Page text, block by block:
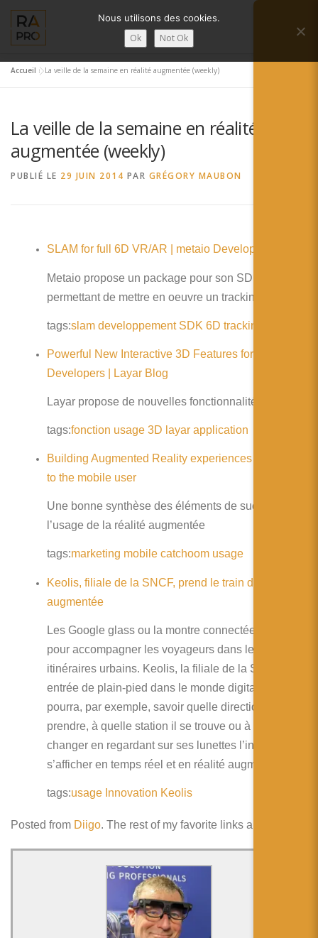
contenu
Menu
SERVICES RA’PRO ACTUALITÉ DE LA RA
日本語
Español
Accueil »La veille de la semaine en réalité augmentée (weekly)
La veille de la semaine en réalité
augmentée (weekly)
PUBLIÉ LE 29 JUIN 2014 PAR GRÉGORY MAUBON
SLAM for full 6D VR/AR | metaio Developer Portal
Metaio propose un package pour son SDK vous
permettant de mettre en oeuvre un tracking en 6D
tags:slam developpement SDK 6D tracking
Powerful New Interactive 3D Features for
Developers | Layar Blog
Layar propose de nouvelles fonctionnalités 3D
tags:fonction usage 3D layar application
Building Augmented Reality experiences that matter
to the mobile user
Une bonne synthèse des éléments de succès dans
l’usage de la réalité augmentée
tags:marketing mobile catchoom usage
Keolis, filiale de la SNCF, prend le train de la réalité
augmentée
Les Google glass ou la montre connectée Pebble
pour accompagner les voyageurs dans leurs
itinéraires urbains. Keolis, la filiale de la SNCF, est
entrée de plain-pied dans le monde digital. L’usager
pourra, par exemple, savoir quelle direction
prendre, à quelle station il se trouve ou à laquelle
changer en regardant sur ses lunettes l’information
s’afficher en temps réel et en réalité augmentée.
tags:usage Innovation Keolis
Posted from Diigo. The rest of my favorite links are
Nous utilisons des cookies.
Ok Not Ok